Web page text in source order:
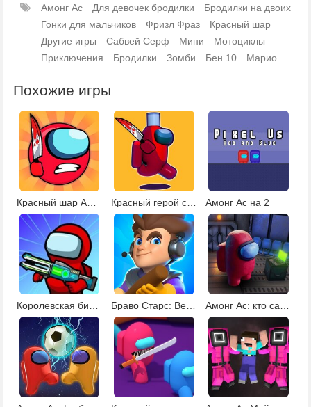
Амонг Ас Для девочек бродилки
Бродилки на двоих
Гонки для мальчиков
Фризл Фраз
Красный шар
Другие игры
Сабвей Серф Мини
Мотоциклы
Приключения
Бродилки Зомби Бен 10 Марио
Похожие игры
Красный шар Амонг Ас Красный герой самозванец Амонг Ас на 2
Браво Старс: Betrayal.io